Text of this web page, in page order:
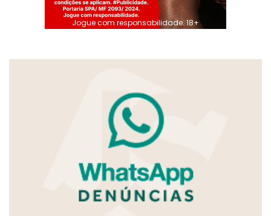
Jogue com responsabilidade. 18+